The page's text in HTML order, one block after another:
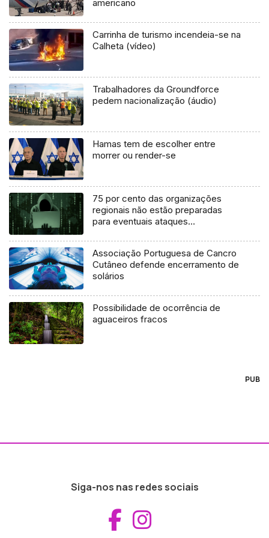
americano
Carrinha de turismo incendeia-se na
Calheta (vídeo)
Trabalhadores da Groundforce
pedem nacionalização (áudio)
Hamas tem de escolher entre
morrer ou render-se
75 por cento das organizações
regionais não estão preparadas
para eventuais ataques
Associação Portuguesa de Cancro
Cutâneo defende encerramento de
solários
Possibilidade de ocorrência de
aguaceiros fracos
PUB
Siga-nos nas redes sociais
Aceder ao